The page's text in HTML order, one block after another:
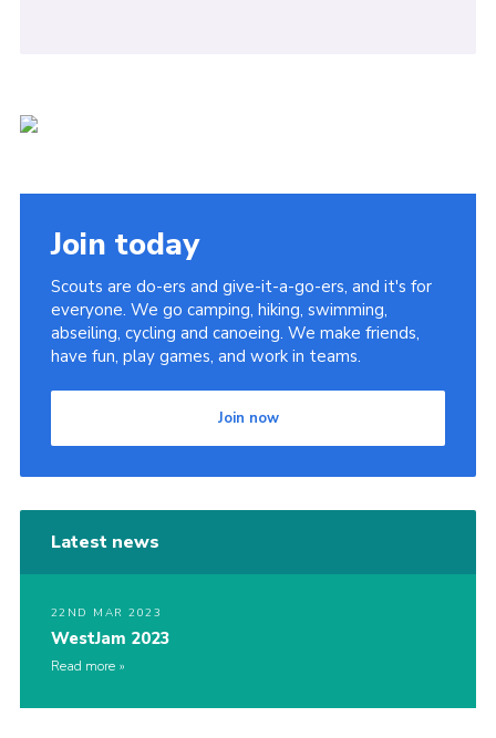
Join today
Scouts are do-ers and give-it-a-go-ers, and it's for
everyone. We go camping, hiking, swimming,
abseiling, cycling and canoeing. We make friends,
have fun, play games, and work in teams.
Join now
Latest news
22ND MAR 2023
WestJam 2023
Read more